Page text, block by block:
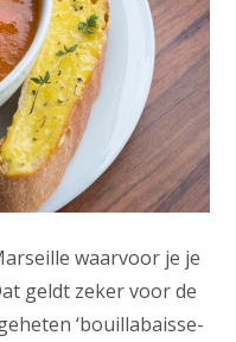
waarvoor je je
geldt zeker voor de
‘bouillabaisse-